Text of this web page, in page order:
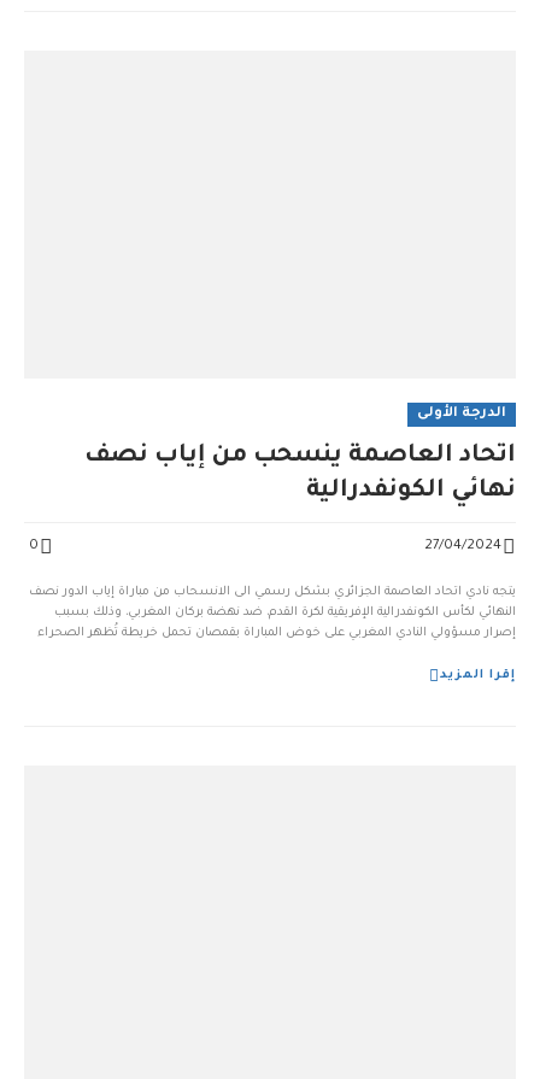
الدرجة الأولى
اتحاد العاصمة ينسحب من إياب نصف
نهائي الكونفدرالية
27/04/2024
0
يتجه نادي اتحاد العاصمة الجزائري بشكل رسمي الى الانسحاب من مباراة إياب الدور نصف
النهائي لكأس الكونفدرالية الإفريقية لكرة القدم، ضد نهضة بركان المغربي، وذلك بسبب
إصرار مسؤولي النادي المغربي على خوض المباراة بقمصان تحمل خريطة تُظهر الصحراء
ممثل الاتحاد الإفريقي [&...
إقرا المزيد